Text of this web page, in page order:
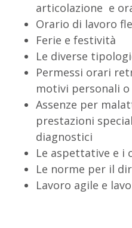
articolazione e
Orario di lavoro
Ferie e festività
Le diverse
Permessi orari
motivi personali
Assenze per
prestazioni
diagnostici
Le aspettative e i
Le norme per il
Lavoro agile e